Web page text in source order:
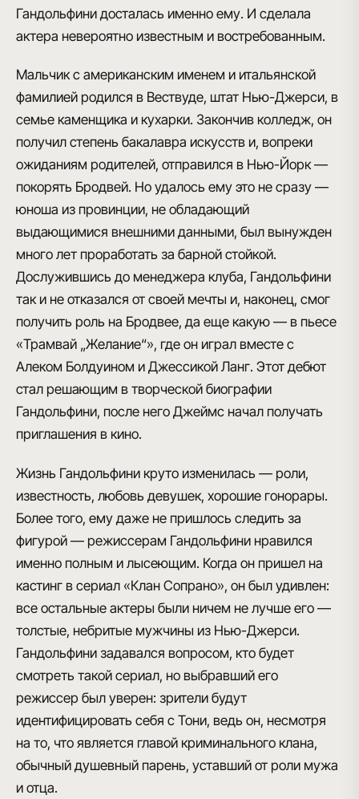
Гандольфини досталась именно ему. И сделала
актера невероятно известным и востребованным.
Мальчик с американским именем и итальянской
фамилией родился в Вествуде, штат Нью-Джерси, в
семье каменщика и кухарки. Закончив колледж, он
получил степень бакалавра искусств и, вопреки
ожиданиям родителей, отправился в Нью-Йорк —
покорять Бродвей. Но удалось ему это не сразу —
юноша из провинции, не обладающий
выдающимися внешними данными, был вынужден
много лет проработать за барной стойкой.
Дослужившись до менеджера клуба, Гандольфини
так и не отказался от своей мечты и, наконец, смог
получить роль на Бродвее, да еще какую — в пьесе
«Трамвай „Желание“», где он играл вместе с
Алеком Болдуином и Джессикой Ланг. Этот дебют
стал решающим в творческой биографии
Гандольфини, после него Джеймс начал получать
приглашения в кино.
Жизнь Гандольфини круто изменилась — роли,
известность, любовь девушек, хорошие гонорары.
Более того, ему даже не пришлось следить за
фигурой — режиссерам Гандольфини нравился
именно полным и лысеющим. Когда он пришел на
кастинг в сериал «Клан Сопрано», он был удивлен:
все остальные актеры были ничем не лучше его —
толстые, небритые мужчины из Нью-Джерси.
Гандольфини задавался вопросом, кто будет
смотреть такой сериал, но выбравший его
режиссер был уверен: зрители будут
идентифицировать себя с Тони, ведь он, несмотря
на то, что является главой криминального клана,
обычный душевный парень, уставший от роли мужа
и отца.